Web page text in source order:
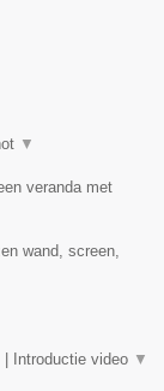
▼
veranda met
wand, screen,
Introductie video ▼